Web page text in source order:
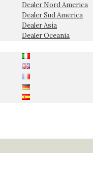
Dealer Nord America
Dealer Sud America
Dealer Asia
Dealer Oceania